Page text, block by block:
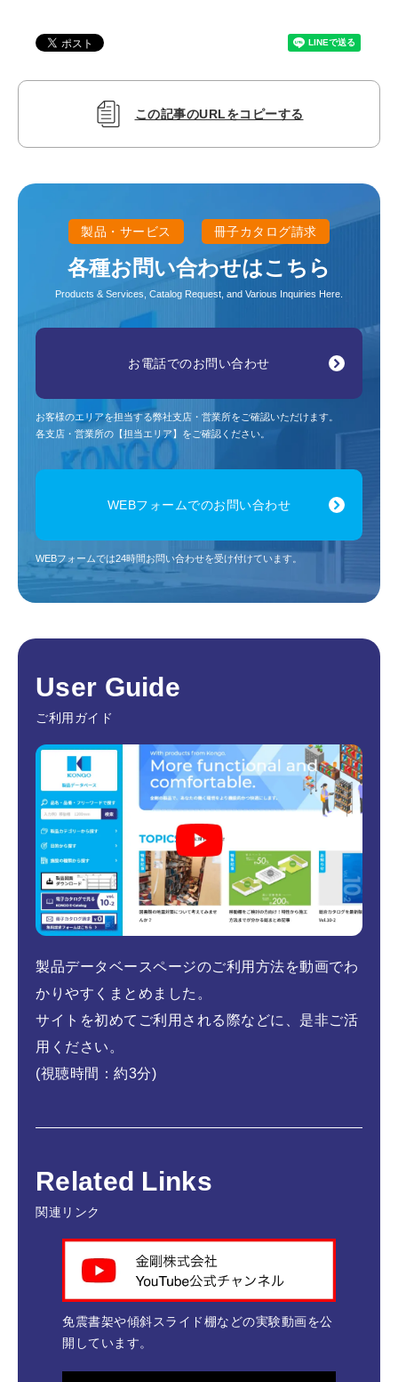
この記事のURLをコピーする
製品・サービス 冊子カタログ請求
各種お問い合わせはこちら
Products & Services, Catalog Request, and Various Inquiries Here.
お電話でのお問い合わせ
お客様のエリアを担当する弊社支店・営業所をご確認いただけます。
各支店・営業所の【担当エリア】をご確認ください。
WEBフォームでのお問い合わせ
WEBフォームでは24時間お問い合わせを受け付けています。
User Guide
ご利用ガイド
製品データベースページのご利用方法を動画でわ
かりやすくまとめました。
サイトを初めてご利用される際などに、是非ご活
用ください。
(視聴時間：約3分)
Related Links
関連リンク
免震書架や傾斜スライド棚などの実験動画を公
開しています。